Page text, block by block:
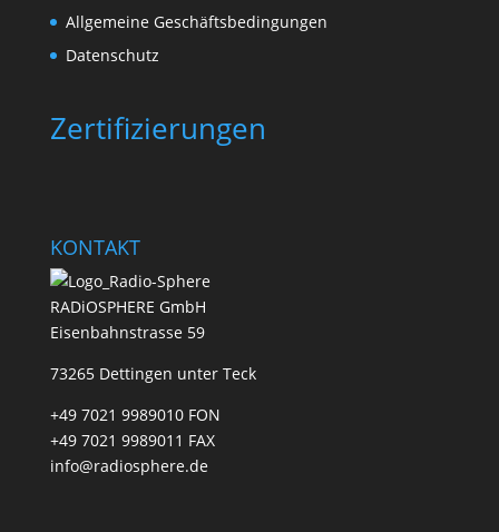
Allgemeine Geschäftsbedingungen
Datenschutz
Zertifizierungen
KONTAKT
RADiOSPHERE GmbH
Eisenbahnstrasse 59
73265 Dettingen unter Teck
+49 7021 9989010 FON
+49 7021 9989011 FAX
info@radiosphere.de